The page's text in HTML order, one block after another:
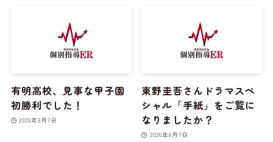
有明高校、見事な甲子園
初勝利でした！
2026年8月7日
東野圭吾さんドラマスペ
シャル「手紙」をご覧に
なりましたか？
2026年8月7日